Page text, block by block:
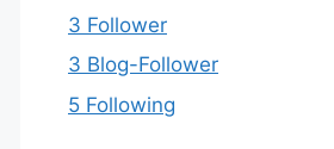
3 Follower
3 Blog-Follower
5 Following